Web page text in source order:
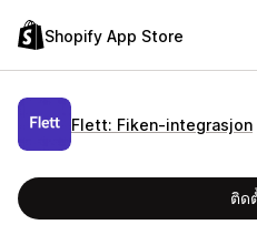
Shopify App Store
Flett: Fiken‑integrasjon
ติด